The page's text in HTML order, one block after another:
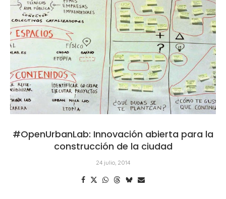
#OpenUrbanLab: Innovación abierta para la
construcción de la ciudad
24 julio, 2014